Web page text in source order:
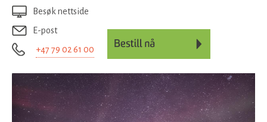
Besøk nettside
E-post
+47 79 02 61 00